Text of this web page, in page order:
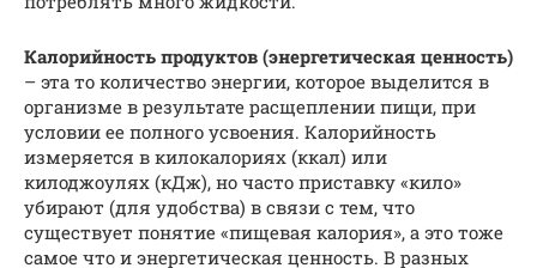
Калорийность продуктов (энергетическая ценность)
– эта то количество энергии, которое выделится в
организме в результате расщеплении пищи, при
условии ее полного усвоения. Калорийность
измеряется в килокалориях (ккал) или
килоджоулях (кДж), но часто приставку «кило»
убирают (для удобства) в связи с тем, что
существует понятие «пищевая калория», а это тоже
самое что и энергетическая ценность. В разных